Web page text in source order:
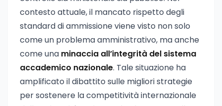
contesto attuale, il mancato rispetto degli
standard di ammissione viene visto non solo
come un problema amministrativo, ma anche
come una minaccia all’integrità del sistema
accademico nazionale. Tale situazione ha
amplificato il dibattito sulle migliori strategie
per sostenere la competitività internazionale